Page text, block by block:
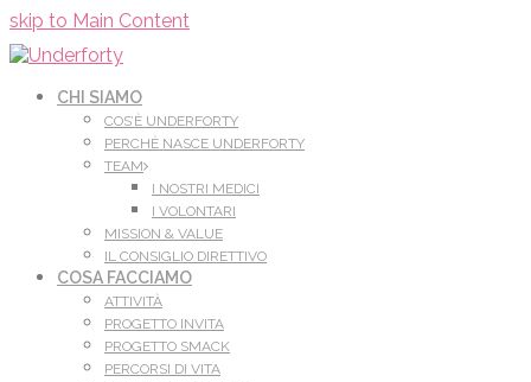
skip to Main Content
CHI SIAMO
COS’È UNDERFORTY
PERCHÈ NASCE UNDERFORTY
TEAM
I NOSTRI MEDICI
I VOLONTARI
MISSION & VALUE
IL CONSIGLIO DIRETTIVO
COSA FACCIAMO
ATTIVITÀ
PROGETTO INVITA
PROGETTO SMACK
PERCORSI DI VITA